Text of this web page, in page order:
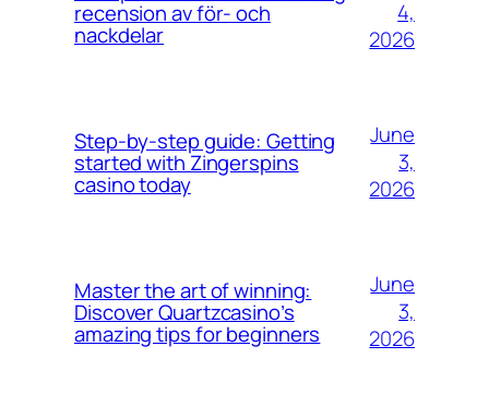
recension av för- och
nackdelar
4,
2026
Step-by-step guide: Getting
started with Zingerspins
casino today
June
3,
2026
Master the art of winning:
Discover Quartzcasino’s
amazing tips for beginners
June
3,
2026